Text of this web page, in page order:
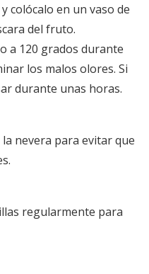
colócalo en un vaso de
del fruto.
a 120 grados durante
los malos olores. Si
durante unas horas.
nevera para evitar que
regularmente para